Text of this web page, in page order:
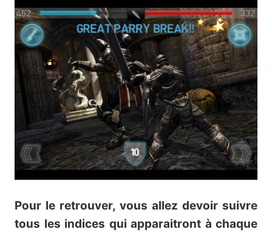
Pour le retrouver, vous allez devoir suivre
tous les indices qui apparaitront à chaque